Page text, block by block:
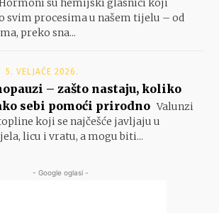
su hemijski glasnici koji
svim procesima u našem tijelu – od
preko sna...
5. VELJAČE 2026.
– zašto nastaju, koliko
sebi pomoći prirodno Valunzi
koji se najčešće javljaju u
licu i vratu, a mogu biti...
- Google oglasi -